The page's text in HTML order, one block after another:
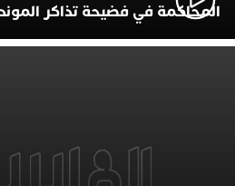
المحاكمة في فضيحة تذاكر